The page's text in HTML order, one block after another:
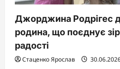
Джорджина Родрігес
родина, що поєднує
радості
Стаценко Ярослав